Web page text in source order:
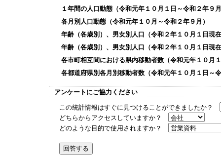
１年間の人口動態（令和元年１０月１日～令和２年９
各月別人口動態（令和元年１０月～令和２年９月）
年齢（各歳別）、男女別人口（令和２年１０月１日現
年齢（各歳別）、男女別人口（令和２年１０月１日現
各市町相互間における県内移動者数（令和元年１０月
各都道府県別各月別移動者数（令和元年１０月１日～
アンケートにご協力ください
この統計情報はすぐに見つけることができましたか？
どちらからアクセスしていますか？
どのような目的で使用されますか？